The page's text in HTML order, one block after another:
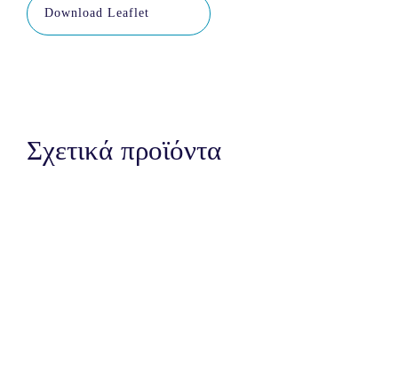
Download Leaflet
Σχετικά προϊόντα